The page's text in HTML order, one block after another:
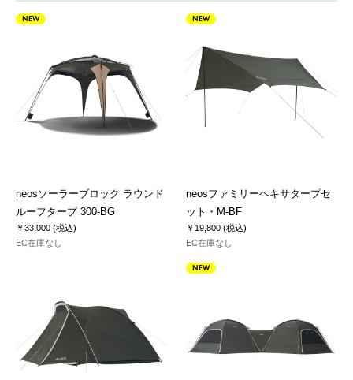
NEW
neosソーラーブロック ラウンド
ルーフタープ 300-BG
￥33,000 (税込)
EC在庫なし
NEW
neosファミリーヘキサタープセ
ット・M-BF
￥19,800 (税込)
EC在庫なし
NEW